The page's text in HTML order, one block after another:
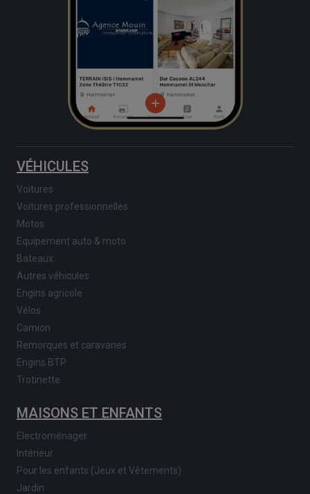
VÉHICULES
Voitures
Voitures professionnelles
Motos
Equipement auto & moto
Bateaux
Autres véhicules
Engins agricole
Vélos
Camion
Remorques et caravanes
Engins BTP
Trotinette
MAISONS ET ENFANTS
Electroménager
Intérieur
Pour les enfants (Jeux et Vêtements)
Jardin